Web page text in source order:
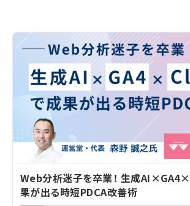
Web分析迷子を卒業！ 生成
果が出る時短PDCA改善術